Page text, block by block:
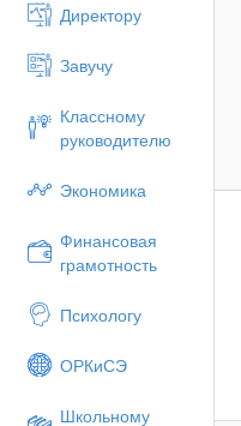
Директору
Завучу
Классному
руководителю
Экономика
Финансовая
грамотность
Психологу
ОРКиСЭ
Школьному